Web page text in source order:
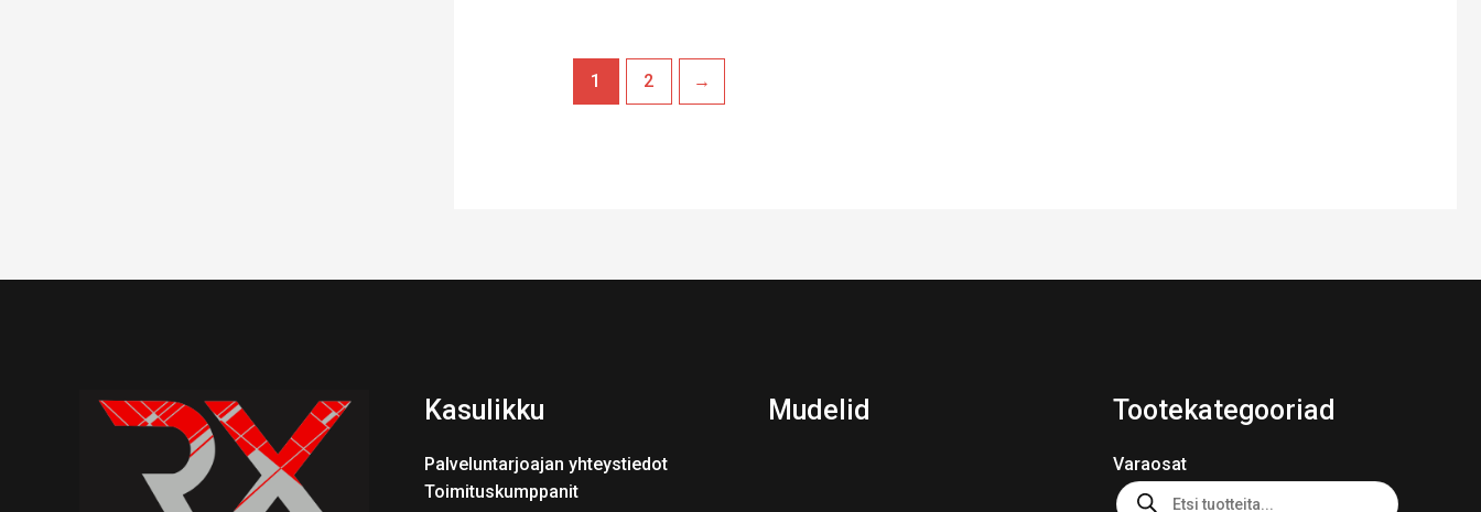
1 2 →
Kasulikku
Palveluntarjoajan yhteystiedot
Toimituskumppanit
Mudelid Tootekategooriad
Varaosat
Products
search